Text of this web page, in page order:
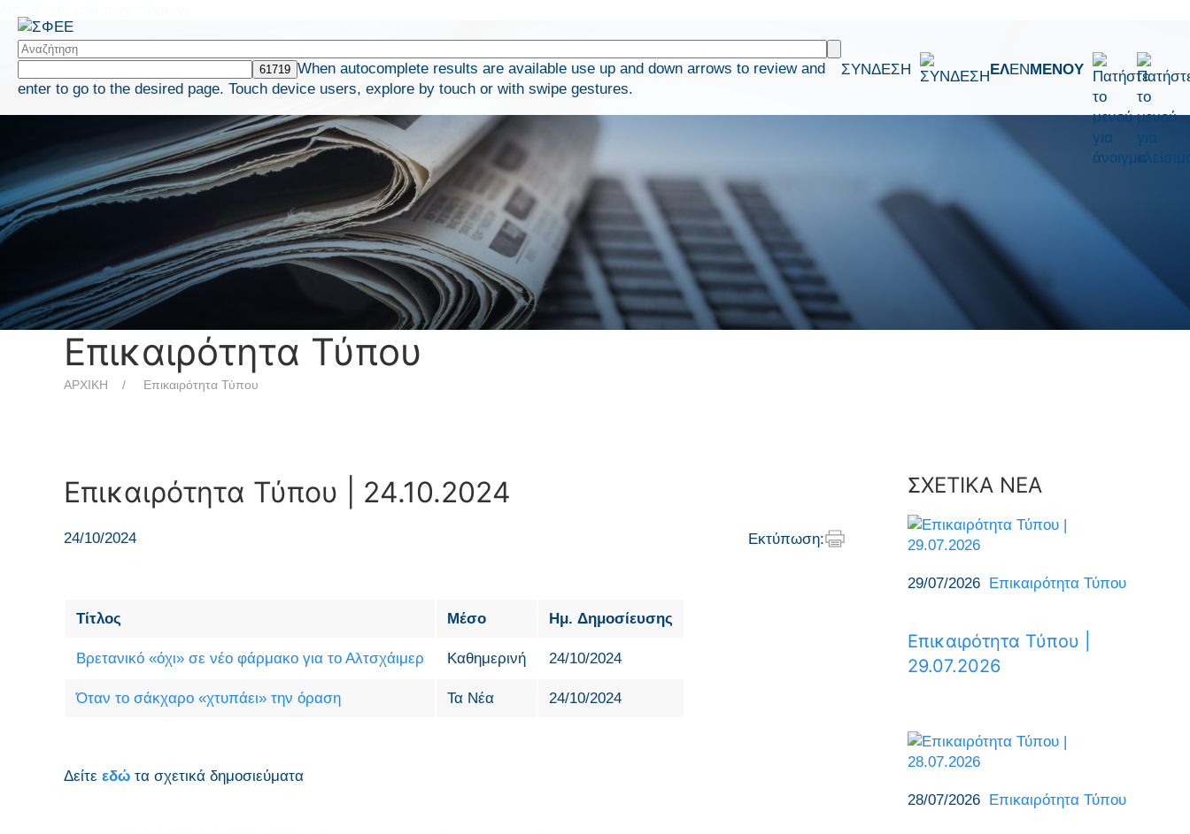
When autocomplete results are available use up and down arrows to review and
enter to go to the desired page. Touch device users, explore by touch or with swipe gestures.
ΣΥΝΔΕΣΗ ΕΛEN ΜΕΝΟΥ
Επικαιρότητα Τύπου
ΑΡΧΙΚΗ Επικαιρότητα Τύπου
Επικαιρότητα Τύπου | 24.10.2024
24/10/2024 Εκτύπωση:
Τίτλος Μέσο Ημ. Δημοσίευσης
Βρετανικό «όχι» σε νέο φάρμακο για το Αλτσχάιμερ Καθημερινή 24/10/2024
Όταν το σάκχαρο «χτυπάει» την όραση Τα Νέα 24/10/2024
Δείτε εδώ τα σχετικά δημοσιεύματα
ΣΧΕΤΙΚΑ ΝΕΑ
29/07/2026 Επικαιρότητα Τύπου
Επικαιρότητα Τύπου |
29.07.2026
28/07/2026 Επικαιρότητα Τύπου